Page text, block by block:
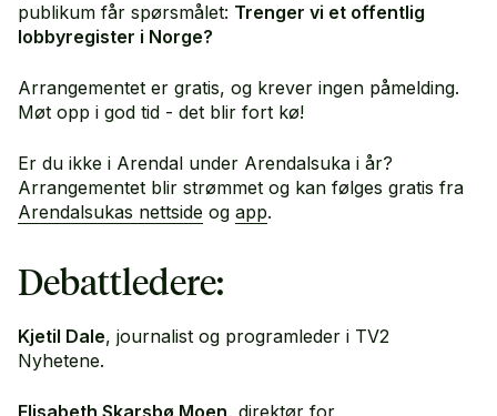
publikum får spørsmålet: Trenger vi et offentlig
lobbyregister i Norge?
Arrangementet er gratis, og krever ingen påmelding.
Møt opp i god tid - det blir fort kø!
Er du ikke i Arendal under Arendalsuka i år?
Arrangementet blir strømmet og kan følges gratis fra
Arendalsukas nettside og app.
Debattledere:
Kjetil Dale, journalist og programleder i TV2
Nyhetene.
Elisabeth Skarsbø Moen, direktør for